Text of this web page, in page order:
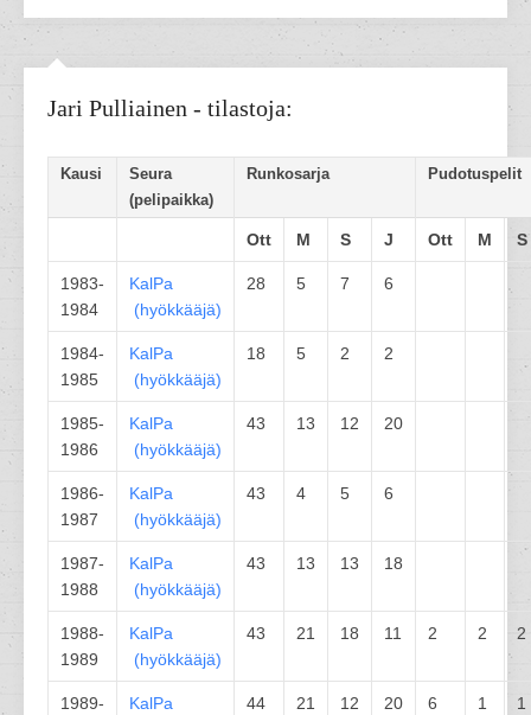
Jari Pulliainen - tilastoja:
Kausi
Seura
(pelipaikka)
Runkosarja Pudotuspelit
Ott M S J Ott M S
1983-
1984
KalPa
(hyökkääjä)
28 5 7 6
1984-
1985
KalPa
(hyökkääjä)
18 5 2 2
1985-
1986
KalPa
(hyökkääjä)
43 13 12 20
1986-
1987
KalPa
(hyökkääjä)
43 4 5 6
1987-
1988
KalPa
(hyökkääjä)
43 13 13 18
1988-
1989
KalPa
(hyökkääjä)
43 21 18 11 2 2 2
1989-
KalPa
44 21 12 20 6 1 1